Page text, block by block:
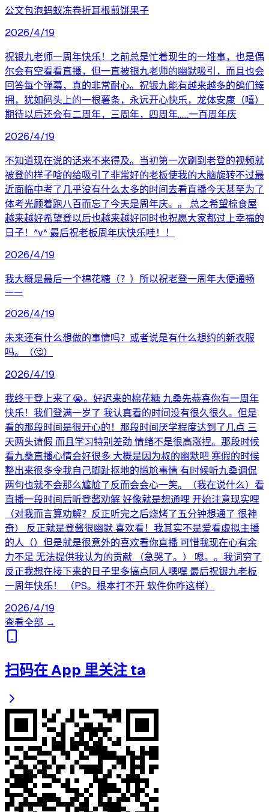
公文包泡蚂蚁冻卷折耳根煎饼果子
2026/4/19
祝银九老师一周年快乐！之前总是忙着现生的一堆事，也是偶
尔会有空看看直播，但一直被银九老师的幽默吸引，而且也会
回答每个弹幕，真的非常耐心。祝银九能有越来越多的鸽们簇
拥，犹如码头上的一根薯条，永远开心快乐，龙体安康（嘻）
期待以后还会有二周年，三周年，四周年……一百周年庆
2026/4/19
不知道现在说的话来不来得及。当初第一次刷到老登的视频就
被登的样子啥的给吸引了非常好的老板使我的大脑旋转不过最
近面临中考了几乎没有什么太多的时间去看直播今天甚至为了
体考光顾着跑八百而忘了今天是周年庆。。 总之希望椋食屋
越来越好希望登以后也越来越好同时也祝愿大家都过上幸福的
日子！^v^ 最后祝老板周年庆快乐哇！！
2026/4/19
我大概是最后一个棉花糖（？）所以祝老登一周年大便通畅
——
2026/4/19
未来还有什么想做的事情吗？或者说是有什么想约的新衣服
吗。（🤔）
2026/4/19
我终于登上来了😭。好迟来的棉花糖 九桑先恭喜你有一周年
快乐！我们登满一岁了 我认真看的时间没有很久很久。但是
看的那段时间是很开心的！那段时间厌学程度达到了几点 三
天两头请假 而且学习特别差劲 情绪不是很高涨捏。那段时候
看九桑直播心情会好很多 大概是因为叔的幽默吧 寒假的时候
整出来很多令我自己脚趾抠地的尴尬事情 有时候听九桑调侃
两句也就不会那么尴尬了反而会会心一笑。（我在说什么）看
直播一段时间后听登酱劝解 好像就是想通哩 开始注意现实哩
（对我而言算劝解？反正听完之后烧烤了五分钟想通了 很神
奇） 反正就是登酱很幽默 喜欢看！我其实不是爱看虚拟主播
的人（）但是就是很意外的喜欢看你直播 可惜我现在心有余
力不足 无法提供我认为的贡献 （急哭了。） 嗯。。我词穷了
反正我想在接下来的日子里多搞点同人嘿嘿 最后祝银九老板
一周年快乐！ （PS。根本打不开 软件你咋这样）
2026/4/19
查看全部 →
扫码在 App 里关注 ta